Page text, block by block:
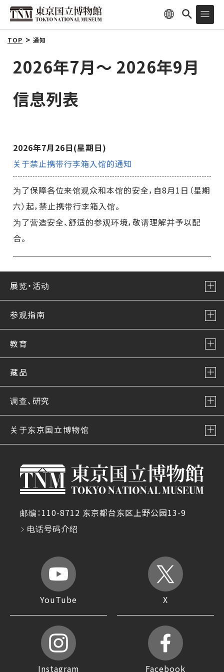
TOP 通知
2026年7月～ 2026年9月
信息列表
2026年7月26日(星期日)
关于禁止携带行李箱入馆的通知
为了保障各位来馆观众和本馆的安全，自8月1日（星期
六）起，禁止携带行李箱入馆。
为了营造安全、舒适的参观环境，敬请理解并予以配
合。
展览・活动
参观指南
教育
藏品
调查、研究
关于东京国立博物馆
邮编：110-8712 东京都台东区上野公园13-9
电话号码介绍
YouTube X
Instagram Facebook